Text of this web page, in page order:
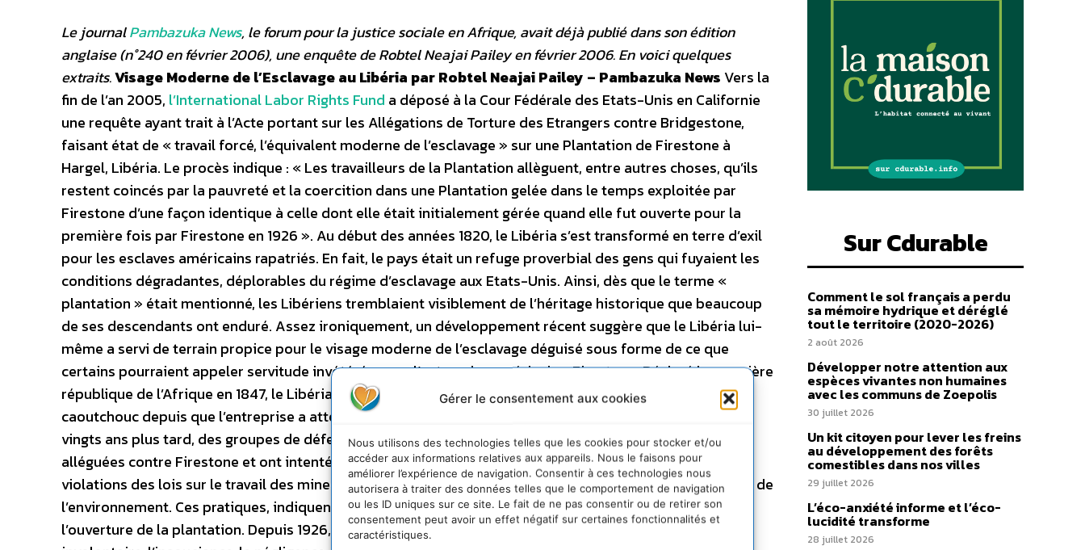
Gérer le consentement aux cookies
Nous utilisons des technologies telles que les cookies pour stocker et/ou
accéder aux informations relatives aux appareils. Nous le faisons pour
améliorer l’expérience de navigation. Consentir à ces technologies nous
autorisera à traiter des données telles que le comportement de navigation
ou les ID uniques sur ce site. Le fait de ne pas consentir ou de retirer son
consentement peut avoir un effet négatif sur certaines fonctionnalités et
caractéristiques.
Le journalPambazuka News, le forum pour la justice sociale en Afrique, avait déjà publié dans son édition
anglaise (n°240 en février 2006), une enquête de Robtel Neajai Pailey en février 2006. En voici quelques
extraits.Visage Moderne de l’Esclavage au Libéria par Robtel Neajai Pailey – Pambazuka News Vers la
fin de l’an 2005, l’International Labor Rights Fund a déposé à la Cour Fédérale des Etats-Unis en Californie
une requête ayant trait à l’Acte portant sur les Allégations de Torture des Etrangers contre Bridgestone,
faisant état de « travail forcé, l’équivalent moderne de l’esclavage » sur une Plantation de Firestone à
Hargel, Libéria. Le procès indique : « Les travailleurs de la Plantation allèguent, entre autres choses, qu’ils
restent coincés par la pauvreté et la coercition dans une Plantation gelée dans le temps exploitée par
Firestone d’une façon identique à celle dont elle était initialement gérée quand elle fut ouverte pour la
première fois par Firestone en 1926 ». Au début des années 1820, le Libéria s’est transformé en terre d’exil
pour les esclaves américains rapatriés. En fait, le pays était un refuge proverbial des gens qui fuyaient les
conditions dégradantes, déplorables du régime d’esclavage aux Etats-Unis. Ainsi, dès que le terme «
plantation » était mentionné, les Libériens tremblaient visiblement de l’héritage historique que beaucoup
de ses descendants ont enduré. Assez ironiquement, un développement récent suggère que le Libéria lui-
même a servi de terrain propice pour le visage moderne de l’esclavage déguisé sous forme de ce que
certains pourraient appeler servitude invétérée pour l’entreprise américaine, Firestone. Déclaré la première
république de l’Afrique en 1847, le Libéria a été entraîné dans une relation asymétrique avec le géant du
caoutchouc depuis que l’entreprise a atterri pour la première fois sur les côtes du pays en 1926. Quatre-
vingts ans plus tard, des groupes de défense des droits humains ont dénoncé les pratiques abusives
alléguées contre Firestone et ont intenté une action judiciaire contre la compagnie américaine pour
violations des lois sur le travail des mineurs, pratiques de travail cruelles et inhabituelles, et dégradation de
l’environnement. Ces pratiques, indiquent-ils, ne diffèrent en rien de ce qu’elles étaient à l’époque de
l’ouverture de la plantation. Depuis 1926, Firestone se serait appuyé sur le travail forcé, l’asservissement
Sur Cdurable
Comment le sol français a perdu
sa mémoire hydrique et déréglé
tout le territoire (2020-2026)
2 août 2026
Développer notre attention aux
espèces vivantes non humaines
avec les communs de Zoepolis
30 juillet 2026
Un kit citoyen pour lever les freins
au développement des forêts
comestibles dans nos villes
29 juillet 2026
L’éco-anxiété informe et l’éco-
lucidité transforme
28 juillet 2026